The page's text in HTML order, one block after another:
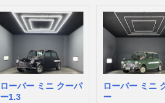
ローバー ミニ クーパ
ー1.3
ローバー ミニ
ー